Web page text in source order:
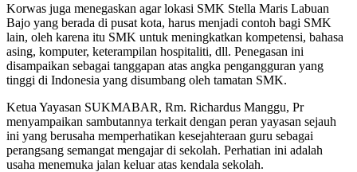
Korwas juga menegaskan agar lokasi SMK Stella Maris Labuan
Bajo yang berada di pusat kota, harus menjadi contoh bagi SMK
lain, oleh karena itu SMK untuk meningkatkan kompetensi, bahasa
asing, komputer, keterampilan hospitaliti, dll. Penegasan ini
disampaikan sebagai tanggapan atas angka pengangguran yang
tinggi di Indonesia yang disumbang oleh tamatan SMK.
Ketua Yayasan SUKMABAR, Rm. Richardus Manggu, Pr
menyampaikan sambutannya terkait dengan peran yayasan sejauh
ini yang berusaha memperhatikan kesejahteraan guru sebagai
perangsang semangat mengajar di sekolah. Perhatian ini adalah
usaha menemuka jalan keluar atas kendala sekolah.